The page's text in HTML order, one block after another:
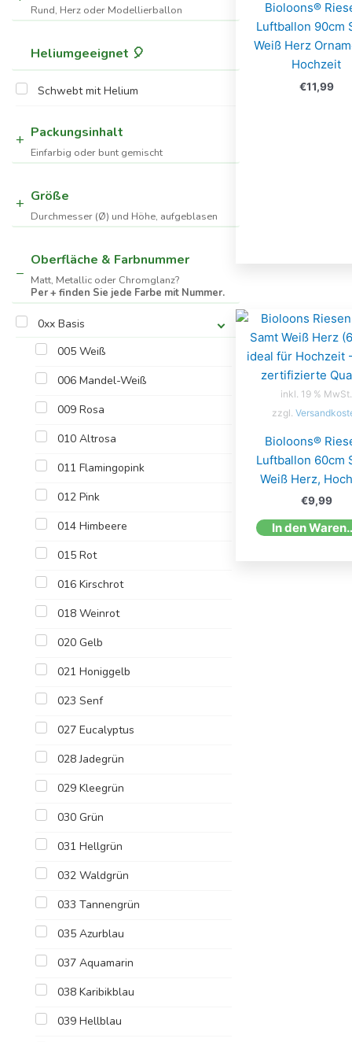
Rund, Herz oder Modellierballon
Heliumgeeignet 🎈
Schwebt mit Helium
Packungsinhalt
Einfarbig oder bunt gemischt
Größe
Durchmesser (Ø) und Höhe, aufgeblasen
Oberfläche & Farbnummer
Matt, Metallic oder Chromglanz?
Per + finden Sie jede Farbe mit Nummer.
0xx Basis
005 Weiß
006 Mandel-Weiß
009 Rosa
010 Altrosa
011 Flamingopink
012 Pink
014 Himbeere
015 Rot
016 Kirschrot
018 Weinrot
020 Gelb
021 Honiggelb
023 Senf
027 Eucalyptus
028 Jadegrün
029 Kleegrün
030 Grün
031 Hellgrün
032 Waldgrün
033 Tannengrün
035 Azurblau
037 Aquamarin
038 Karibikblau
039 Hellblau
Bioloons®
Luftballon 90cm
Weiß Herz
Hochzeit
€11,99
inkl. 19 % MwSt.
zzgl.
Bioloons®
Luftballon 60cm
Weiß Herz,
€9,99
In